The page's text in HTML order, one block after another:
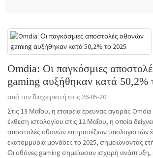
Omdia: Οι παγκόσμιες
gaming αυξήθηκαν κατά 50,2%
από τον διαχειριστή στις 26-05-20
Στις 13 Μαΐου, η εταιρεία έρευνας αγοράς
έκθεση ιστολογίου στις 12 Μαΐου, η οποία
αποστολές οθονών επιτραπέζιων υπολογιστών
εκατομμύρια μονάδες το 2025, σημειώνοντας
Οι οθόνες gaming σημείωσαν ισχυρή ανάπτυξη,